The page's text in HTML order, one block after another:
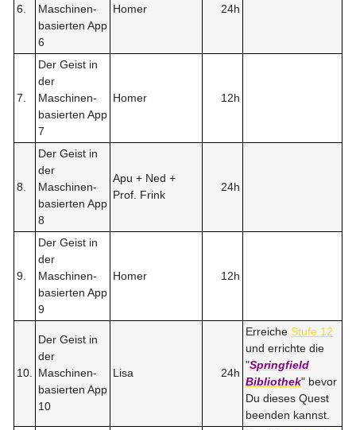
6.
Maschinen-
basierten App
6
Homer 24h
7.
Der Geist in
der
Maschinen-
basierten App
7
Homer 12h
8.
Der Geist in
der
Maschinen-
basierten App
8
Apu + Ned +
Prof. Frink
24h
9.
Der Geist in
der
Maschinen-
basierten App
9
Homer 12h
10.
Der Geist in
der
Maschinen-
basierten App
10
Lisa 24h
Erreiche Stufe 12
und errichte die
"Springfield
Bibliothek" bevor
Du dieses Quest
beenden kannst.